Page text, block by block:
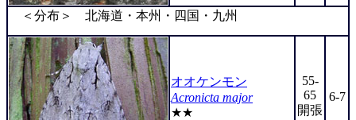
＜分布＞ 北海道・本州・四国・九州
オオケンモン
Acronicta major
★★
55-
65
開張
6-7